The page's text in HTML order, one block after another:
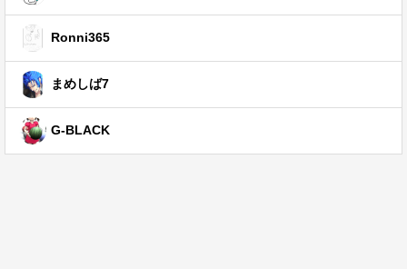
Ronni365
まめしば7
G-BLACK